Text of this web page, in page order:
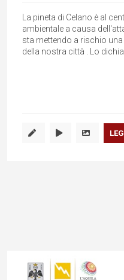
La pineta di Celano è al
ambientale a causa
sta mettendo a rischio
della nostra città . Lo